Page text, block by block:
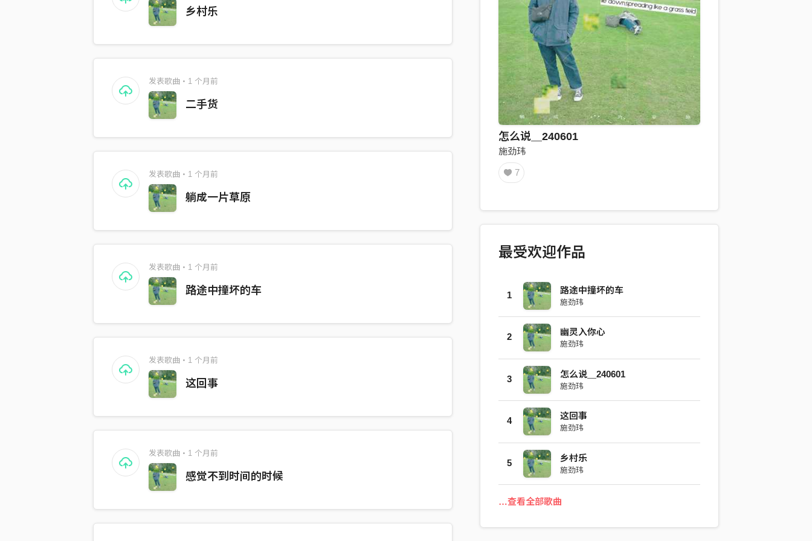
乡村乐
发表歌曲・1 个月前
二手货
发表歌曲・1 个月前
躺成一片草原
发表歌曲・1 个月前
路途中撞坏的车
发表歌曲・1 个月前
这回事
发表歌曲・1 个月前
感觉不到时间的时候
怎么说＿240601
施劲玮
7
最受欢迎作品
1 路途中撞坏的车
施劲玮
2 幽灵入你心
施劲玮
3 怎么说＿240601
施劲玮
4 这回事
施劲玮
5 乡村乐
施劲玮
…查看全部歌曲